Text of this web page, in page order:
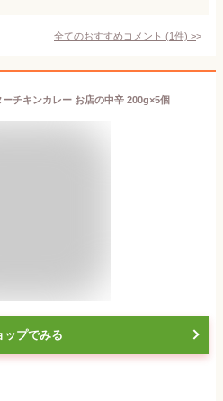
全てのおすすめコメント (1件) >
チキンカレー お店の中辛 200g×5個
ップでみる